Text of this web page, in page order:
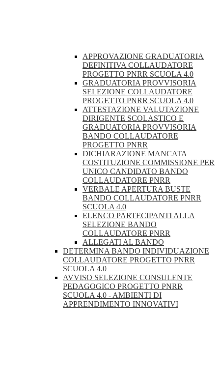
APPROVAZIONE GRADUATORIA
DEFINITIVA COLLAUDATORE
PROGETTO PNRR SCUOLA 4.0
GRADUATORIA PROVVISORIA
SELEZIONE COLLAUDATORE
PROGETTO PNRR SCUOLA 4.0
ATTESTAZIONE VALUTAZIONE
DIRIGENTE SCOLASTICO E
GRADUATORIA PROVVISORIA
BANDO COLLAUDATORE
PROGETTO PNRR
DICHIARAZIONE MANCATA
COSTITUZIONE COMMISSIONE PER
UNICO CANDIDATO BANDO
COLLAUDATORE PNRR
VERBALE APERTURA BUSTE
BANDO COLLAUDATORE PNRR
SCUOLA 4.0
ELENCO PARTECIPANTI ALLA
SELEZIONE BANDO
COLLAUDATORE PNRR
ALLEGATI AL BANDO
DETERMINA BANDO INDIVIDUAZIONE
COLLAUDATORE PROGETTO PNRR
SCUOLA 4.0
AVVISO SELEZIONE CONSULENTE
PEDAGOGICO PROGETTO PNRR
SCUOLA 4.0 - AMBIENTI DI
APPRENDIMENTO INNOVATIVI